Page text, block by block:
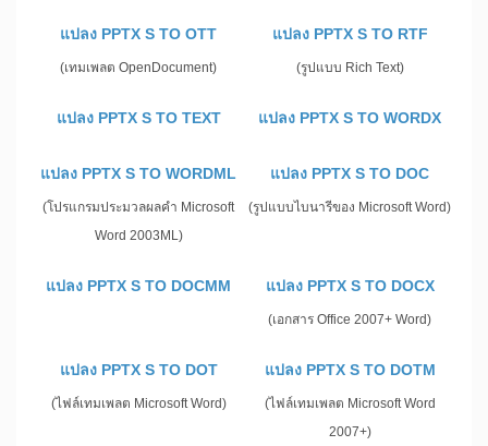
แปลง PPTX S TO OTT
(เทมเพลต OpenDocument)
แปลง PPTX S TO RTF
(รูปแบบ Rich Text)
แปลง PPTX S TO TEXT แปลง PPTX S TO WORDX
แปลง PPTX S TO WORDML
(โปรแกรมประมวลผลคำ Microsoft
Word 2003ML)
แปลง PPTX S TO DOC
(รูปแบบไบนารีของ Microsoft Word)
แปลง PPTX S TO DOCMM แปลง PPTX S TO DOCX
(เอกสาร Office 2007+ Word)
แปลง PPTX S TO DOT
(ไฟล์เทมเพลต Microsoft Word)
แปลง PPTX S TO DOTM
(ไฟล์เทมเพลต Microsoft Word
2007+)